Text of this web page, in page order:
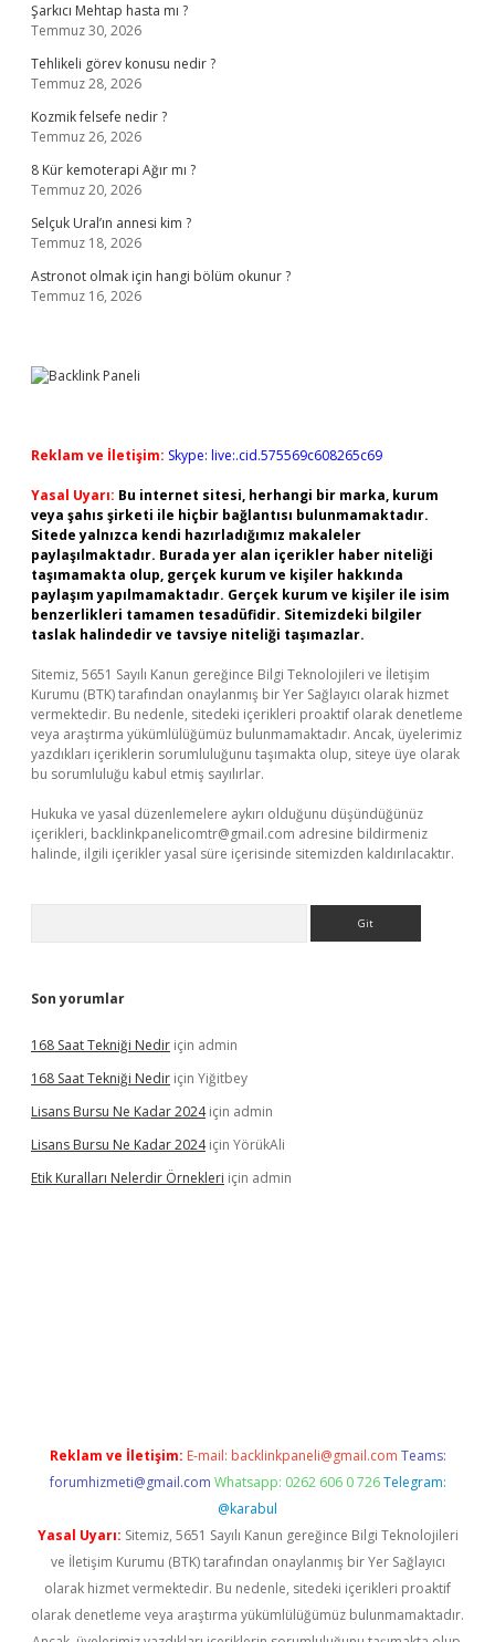
Şarkıcı Mehtap hasta mı ?
Temmuz 30, 2026
Tehlikeli görev konusu nedir ?
Temmuz 28, 2026
Kozmik felsefe nedir ?
Temmuz 26, 2026
8 Kür kemoterapi Ağır mı ?
Temmuz 20, 2026
Selçuk Ural’ın annesi kim ?
Temmuz 18, 2026
Astronot olmak için hangi bölüm okunur ?
Temmuz 16, 2026
Reklam ve İletişim: Skype: live:.cid.575569c608265c69
Yasal Uyarı: Bu internet sitesi, herhangi bir marka, kurum
veya şahıs şirketi ile hiçbir bağlantısı bulunmamaktadır.
Sitede yalnızca kendi hazırladığımız makaleler
paylaşılmaktadır. Burada yer alan içerikler haber niteliği
taşımamakta olup, gerçek kurum ve kişiler hakkında
paylaşım yapılmamaktadır. Gerçek kurum ve kişiler ile isim
benzerlikleri tamamen tesadüfidir. Sitemizdeki bilgiler
taslak halindedir ve tavsiye niteliği taşımazlar.
Sitemiz, 5651 Sayılı Kanun gereğince Bilgi Teknolojileri ve İletişim
Kurumu (BTK) tarafından onaylanmış bir Yer Sağlayıcı olarak hizmet
vermektedir. Bu nedenle, sitedeki içerikleri proaktif olarak denetleme
veya araştırma yükümlülüğümüz bulunmamaktadır. Ancak, üyelerimiz
yazdıkları içeriklerin sorumluluğunu taşımakta olup, siteye üye olarak
bu sorumluluğu kabul etmiş sayılırlar.
Hukuka ve yasal düzenlemelere aykırı olduğunu düşündüğünüz
içerikleri, backlinkpanelicomtr@gmail.com adresine bildirmeniz
halinde, ilgili içerikler yasal süre içerisinde sitemizden kaldırılacaktır.
Son yorumlar
168 Saat Tekniği Nedir için admin
168 Saat Tekniği Nedir için Yiğitbey
Lisans Bursu Ne Kadar 2024için admin
Lisans Bursu Ne Kadar 2024için YörükAli
Etik Kuralları Nelerdir Örnekleri için admin
Reklam ve İletişim: E-mail: backlinkpaneli@gmail.com Teams:
forumhizmeti@gmail.com Whatsapp: 0262 606 0 726 Telegram:
@karabul
Yasal Uyarı: Sitemiz, 5651 Sayılı Kanun gereğince Bilgi Teknolojileri
ve İletişim Kurumu (BTK) tarafından onaylanmış bir Yer Sağlayıcı
olarak hizmet vermektedir. Bu nedenle, sitedeki içerikleri proaktif
olarak denetleme veya araştırma yükümlülüğümüz bulunmamaktadır.